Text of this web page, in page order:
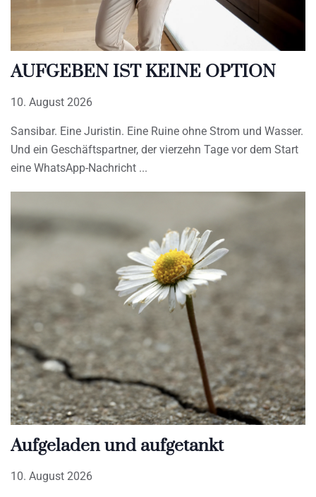
AUFGEBEN IST KEINE OPTION
10. August 2026
Sansibar. Eine Juristin. Eine Ruine ohne Strom und Wasser.
Und ein Geschäftspartner, der vierzehn Tage vor dem Start
eine WhatsApp-Nachricht
Aufgeladen und aufgetankt
10. August 2026